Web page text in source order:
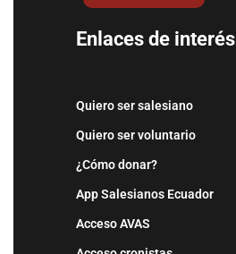
Enlaces de interés
Quiero ser salesiano
Quiero ser voluntario
¿Cómo donar?
App Salesianos Ecuador
Acceso AVAS